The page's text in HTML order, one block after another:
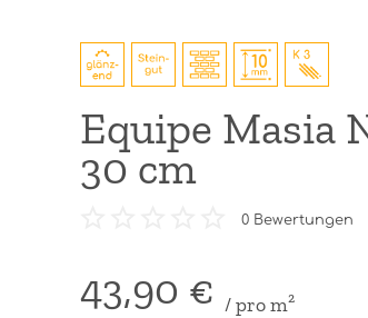
Equipe Masia
30 cm
0Bewertungen
43,90 € / pro m²